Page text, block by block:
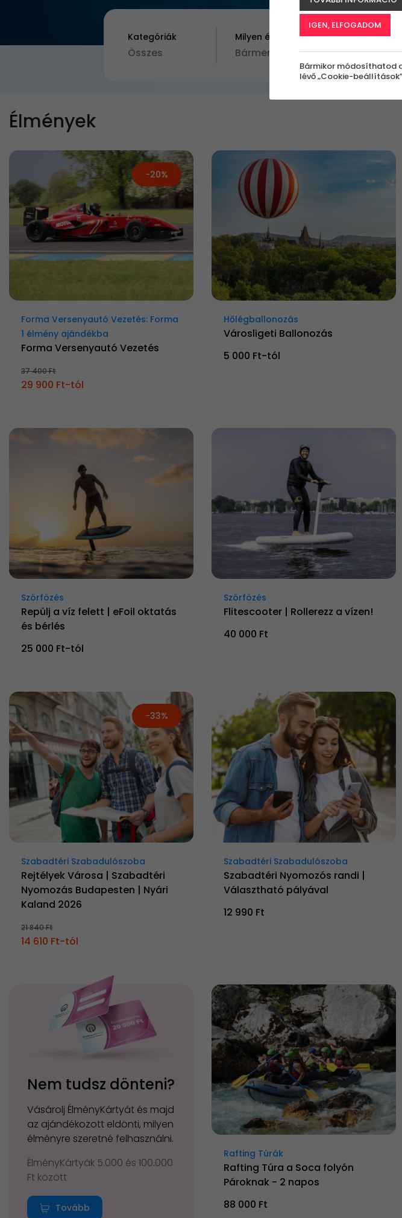
Kategóriák
Összes
Milyen értékben?
Bármennyi
Kinek szól az
élmény?
Bárkinek
Élmények
-20%
Forma Versenyautó Vezetés: Forma
1 élmény ajándékba
Forma Versenyautó Vezetés
37 400 Ft
29 900 Ft-tól
Hőlégballonozás
Városligeti Ballonozás
5 000 Ft-tól
Szörfözés
Repülj a víz felett | eFoil oktatás
és bérlés
25 000 Ft-tól
Szörfözés
Flitescooter | Rollerezz a vízen!
40 000 Ft
-33%
Szabadtéri Szabadulószoba
Rejtélyek Városa | Szabadtéri
Nyomozás Budapesten | Nyári
Kaland 2026
21 840 Ft
14 610 Ft-tól
Szabadtéri Szabadulószoba
Szabadtéri Nyomozós randi |
Választható pályával
12 990 Ft
Nem tudsz dönteni?
Vásárolj ÉlményKártyát és majd
az ajándékozott eldönti, milyen
élményre szeretné felhasználni.
ÉlményKártyák 5.000 és 100.000
Ft között
Tovább
Rafting Túrák
Rafting Túra a Soca folyón
Pároknak - 2 napos
88 000 Ft
IGEN, ELFOGADOM
Bármikor módosíthatod
lévő „Cookie-